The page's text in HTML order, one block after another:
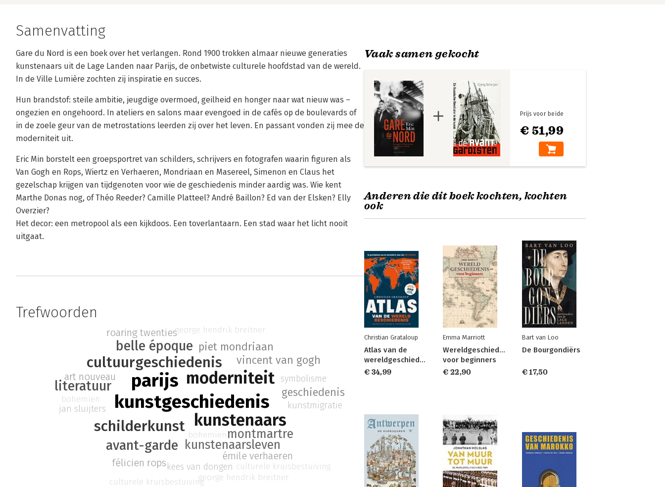
Samenvatting
Gare du Nord is een boek over het verlangen. Rond 1900 trokken almaar nieuwe generaties
kunstenaars uit de Lage Landen naar Parijs, de onbetwiste culturele hoofdstad van de wereld.
In de Ville Lumière zochten zij inspiratie en succes.
Hun brandstof: steile ambitie, jeugdige overmoed, geilheid en honger naar wat nieuw was –
ongezien en ongehoord. In ateliers en salons maar evengoed in de cafés op de boulevards of
in de zoele geur van de metrostations leerden zij over het leven. En passant vonden zij mee de
moderniteit uit.
Eric Min borstelt een groepsportret van schilders, schrijvers en fotografen waarin figuren als
Van Gogh en Rops, Wiertz en Verhaeren, Mondriaan en Masereel, Simenon en Claus het
gezelschap krijgen van tijdgenoten voor wie de geschiedenis minder aardig was. Wie kent
Marthe Donas nog, of Théo Reeder? Camille Platteel? André Baillon? Ed van der Elsken? Elly
Overzier?
Het decor: een metropool als een kijkdoos. Een toverlantaarn. Een stad waar het licht nooit
uitgaat.
Trefwoorden
kunstgeschiedenis
parijs moderniteit
kunstenaars
cultuurgeschiedenis
schilderkunst montmartre
kunstenaarsleven
avant-garde
literatuur
belle époque piet mondriaan
vincent van gogh
geschiedenis
kunstmigratie
émile verhaeren
kees van dongen
art nouveau
félicien rops
jan sluijters
roaring twenties
symbolisme
bohemien
george hendrik breitner
culturele kruisbestuiving
bohemien
george hendrik breitner
culturele kruisbestuiving
Vaak samen gekocht
€ 51,99
Prijs voor beide
Anderen die dit boek kochten, kochten
ook
Christian Grataloup
Atlas van de
wereldgeschiedenis
€ 34,99
Emma Marriott
Wereldgeschiedenis
voor beginners
€ 22,90
Bart van Loo
De Bourgondiërs
€ 17,50